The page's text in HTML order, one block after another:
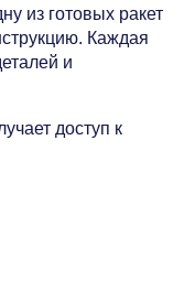
из готовых ракет
Каждая
и
доступ к